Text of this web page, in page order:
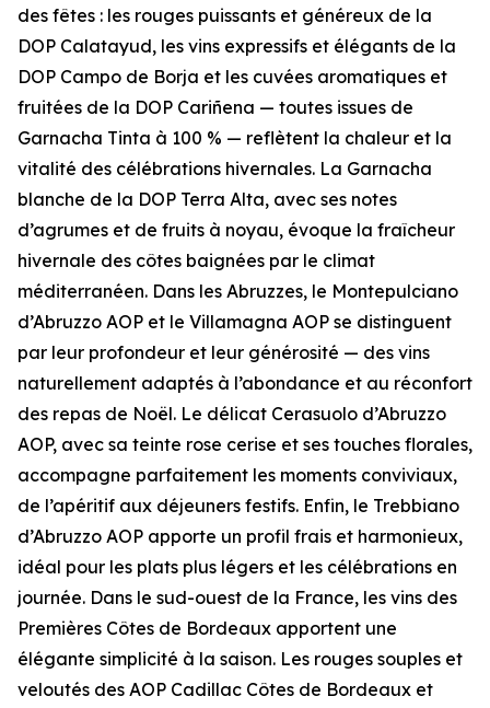
des fêtes : les rouges puissants et généreux de la
DOP Calatayud, les vins expressifs et élégants de la
DOP Campo de Borja et les cuvées aromatiques et
fruitées de la DOP Cariñena — toutes issues de
Garnacha Tinta à 100 % — reflètent la chaleur et la
vitalité des célébrations hivernales. La Garnacha
blanche de la DOP Terra Alta, avec ses notes
d’agrumes et de fruits à noyau, évoque la fraîcheur
hivernale des côtes baignées par le climat
méditerranéen. Dans les Abruzzes, le Montepulciano
d’Abruzzo AOP et le Villamagna AOP se distinguent
par leur profondeur et leur générosité — des vins
naturellement adaptés à l’abondance et au réconfort
des repas de Noël. Le délicat Cerasuolo d’Abruzzo
AOP, avec sa teinte rose cerise et ses touches florales,
accompagne parfaitement les moments conviviaux,
de l’apéritif aux déjeuners festifs. Enfin, le Trebbiano
d’Abruzzo AOP apporte un profil frais et harmonieux,
idéal pour les plats plus légers et les célébrations en
journée. Dans le sud-ouest de la France, les vins des
Premières Côtes de Bordeaux apportent une
élégante simplicité à la saison. Les rouges souples et
veloutés des AOP Cadillac Côtes de Bordeaux et